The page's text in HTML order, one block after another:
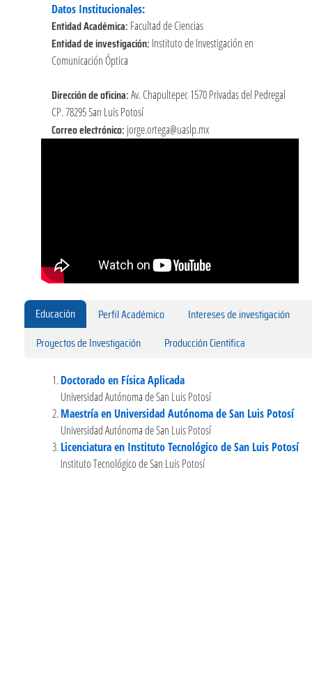
Datos Institucionales:
Entidad Académica: Facultad de Ciencias
Entidad de investigación: Instituto de Investigación en
Comunicación Óptica
Dirección de oficina:Av. Chapultepec 1570 Privadas del Pedregal
CP. 78295 San Luis Potosí
Correo electrónico: jorge.ortega@uaslp.mx
Educación Perfil Académico
Intereses de investigación
Proyectos de Investigación
Producción Científica
Doctorado en Física Aplicada
Universidad Autónoma de San Luis Potosí
Maestría en Universidad Autónoma de San Luis Potosí
Universidad Autónoma de San Luis Potosí
Licenciatura en Instituto Tecnológico de San Luis Potosí
Instituto Tecnológico de San Luis Potosí